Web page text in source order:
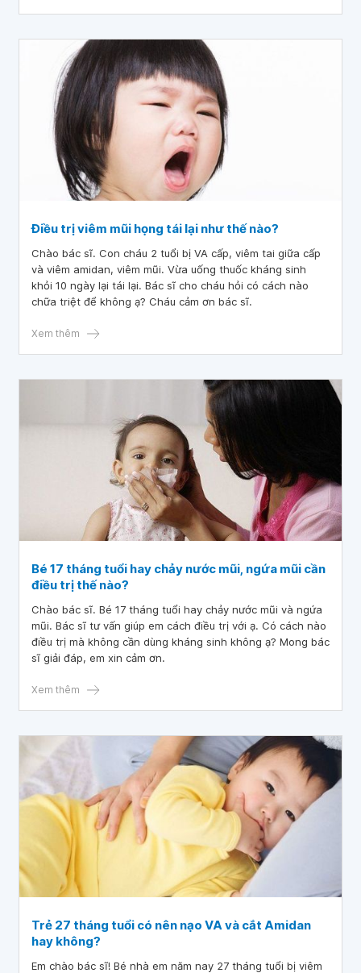
Điều trị viêm mũi họng tái lại như thế nào?
Chào bác sĩ. Con cháu 2 tuổi bị VA cấp, viêm tai giữa cấp
và viêm amidan, viêm mũi. Vừa uống thuốc kháng sinh
khỏi 10 ngày lại tái lại. Bác sĩ cho cháu hỏi có cách nào
chữa triệt để không ạ? Cháu cảm ơn bác sĩ.
Xem thêm
Bé 17 tháng tuổi hay chảy nước mũi, ngứa mũi cần
điều trị thế nào?
Chào bác sĩ. Bé 17 tháng tuổi hay chảy nước mũi và ngứa
mũi. Bác sĩ tư vấn giúp em cách điều trị với ạ. Có cách nào
điều trị mà không cần dùng kháng sinh không ạ? Mong bác
sĩ giải đáp, em xin cảm ơn.
Xem thêm
Trẻ 27 tháng tuổi có nên nạo VA và cắt Amidan
hay không?
Em chào bác sĩ! Bé nhà em năm nay 27 tháng tuổi bị viêm